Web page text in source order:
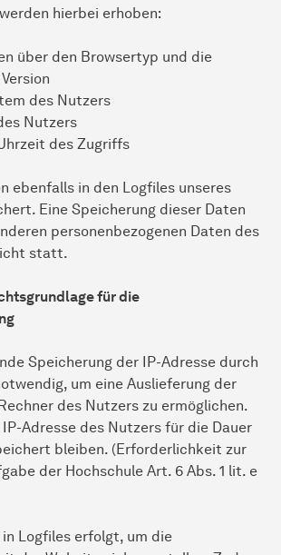
hierbei erhoben:
über den Browsertyp und die
des Nutzers
Nutzers
des Zugriffs
ebenfalls in den Logfiles unseres
Eine Speicherung dieser Daten
personenbezogenen Daten des
statt.
für die
Speicherung der IP-Adresse durch
um eine Auslieferung der
des Nutzers zu ermöglichen.
Adresse des Nutzers für die Dauer
bleiben. (Erforderlichkeit zur
der Hochschule Art. 6 Abs. 1 lit. e
in Logfiles erfolgt, um die